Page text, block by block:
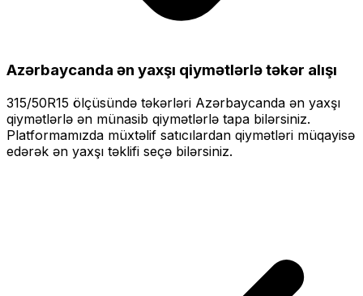
Azərbaycanda ən yaxşı qiymətlərlətəkər alışı
315/50R15 ölçüsündə təkərləri Azərbaycanda ən yaxşı
qiymətlərlə ən münasib qiymətlərlə tapa bilərsiniz.
Platformamızda müxtəlif satıcılardan qiymətləri müqayisə
edərək ən yaxşı təklifi seçə bilərsiniz.